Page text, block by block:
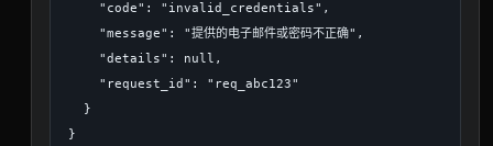
    "code": "invalid_credentials",
    "message": "提供的电子邮件或密码不正确",
    "details": null,
    "request_id": "req_abc123"
  }
}